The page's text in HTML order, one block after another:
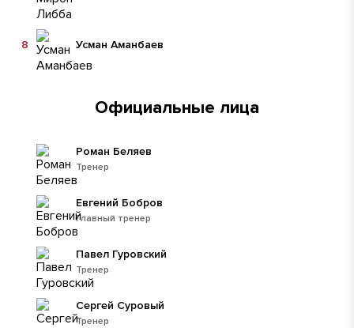
Усман Аманбаев
8
Официальные лица
Тренер
Роман Беляев
Главный тренер
Евгений Бобров
Тренер
Павел Гуровский
Тренер
Сергей Суровый